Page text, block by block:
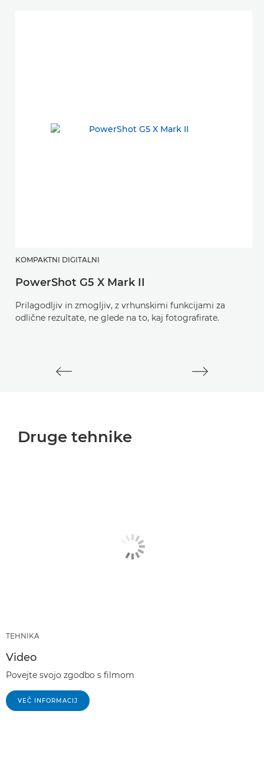
KOMPAKTNI DIGITALNI
PowerShot G5 X Mark II
Prilagodljiv in zmogljiv, z vrhunskimi funkcijami za
odlične rezultate, ne glede na to, kaj fotografirate.
Druge tehnike
TEHNIKA
Video
Povejte svojo zgodbo s filmom
VEČ INFORMACIJ